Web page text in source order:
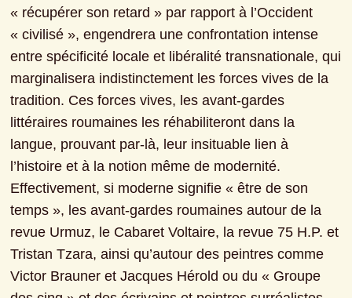
« récupérer son retard » par rapport à l’Occident
« civilisé », engendrera une confrontation intense
entre spécificité locale et libéralité transnationale, qui
marginalisera indistinctement les forces vives de la
tradition. Ces forces vives, les avant-gardes
littéraires roumaines les réhabiliteront dans la
langue, prouvant par-là, leur insituable lien à
l’histoire et à la notion même de modernité.
Effectivement, si moderne signifie « être de son
temps », les avant-gardes roumaines autour de la
revue Urmuz, le Cabaret Voltaire, la revue 75 H.P. et
Tristan Tzara, ainsi qu’autour des peintres comme
Victor Brauner et Jacques Hérold ou du « Groupe